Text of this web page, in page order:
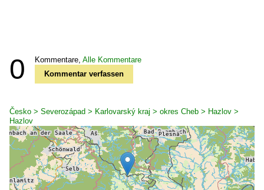
0 Kommentare, Alle Kommentare
Kommentar verfassen
Česko > Severozápad > Karlovarský kraj > okres Cheb > Hazlov >
Hazlov